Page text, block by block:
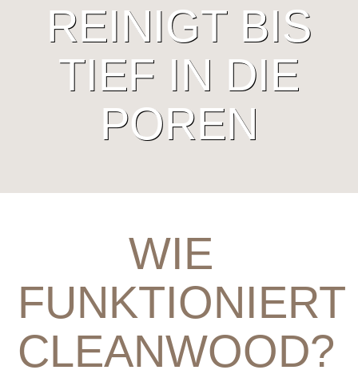
REINIGT BIS
TIEF IN DIE
POREN
WIE
FUNKTIONIERT
CLEANWOOD?